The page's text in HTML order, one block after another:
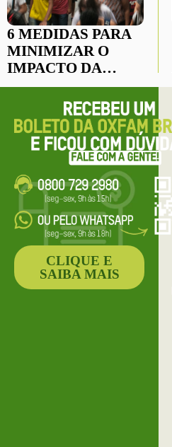
6 MEDIDAS PARA
MINIMIZAR O
IMPACTO DA
CRISE DO
CORONAVÍRUS
CLIQUE E
SAIBA MAIS